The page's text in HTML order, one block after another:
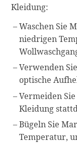
Kleidung:
Waschen Sie
niedrigen
Verwenden
optische
Vermeiden
Kleidung
Bügeln Sie
Temperatur,